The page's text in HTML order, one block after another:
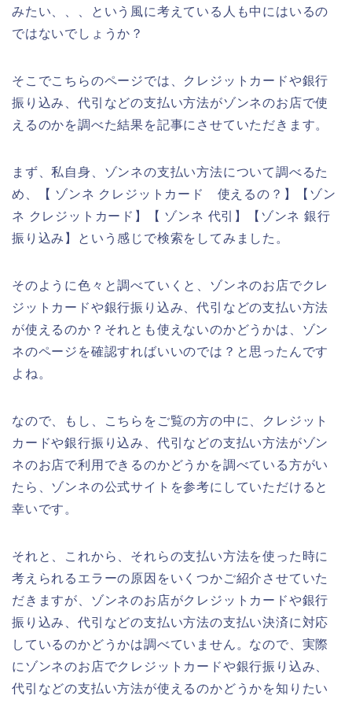
みたい、、、という風に考えている人も中にはいるの
ではないでしょうか？
そこでこちらのページでは、クレジットカードや銀行
振り込み、代引などの支払い方法がゾンネのお店で使
えるのかを調べた結果を記事にさせていただきます。
まず、私自身、ゾンネの支払い方法について調べるた
め、【 ゾンネ クレジットカード 使えるの？】【ゾン
ネ クレジットカード】【 ゾンネ 代引】【ゾンネ 銀行
振り込み】という感じで検索をしてみました。
そのように色々と調べていくと、ゾンネのお店でクレ
ジットカードや銀行振り込み、代引などの支払い方法
が使えるのか？それとも使えないのかどうかは、ゾン
ネのページを確認すればいいのでは？と思ったんです
よね。
なので、もし、こちらをご覧の方の中に、クレジット
カードや銀行振り込み、代引などの支払い方法がゾン
ネのお店で利用できるのかどうかを調べている方がい
たら、ゾンネの公式サイトを参考にしていただけると
幸いです。
それと、これから、それらの支払い方法を使った時に
考えられるエラーの原因をいくつかご紹介させていた
だきますが、ゾンネのお店がクレジットカードや銀行
振り込み、代引などの支払い方法の支払い決済に対応
しているのかどうかは調べていません。なので、実際
にゾンネのお店でクレジットカードや銀行振り込み、
代引などの支払い方法が使えるのかどうかを知りたい